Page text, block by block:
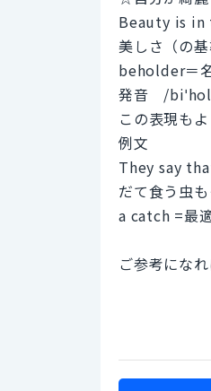
Beauty is
美しさ（の
beholder＝
発音 /
この表現も
例文
They say
だて食う虫
a catch =最
ご参考になれ